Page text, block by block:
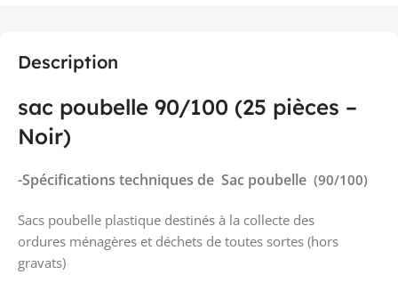
Description
sac poubelle 90/100 (25 pièces –
Noir)
-Spécifications techniques de Sac poubelle (90/100)
Sacs poubelle plastique destinés à la collecte des
ordures ménagères et déchets de toutes sortes (hors
gravats)